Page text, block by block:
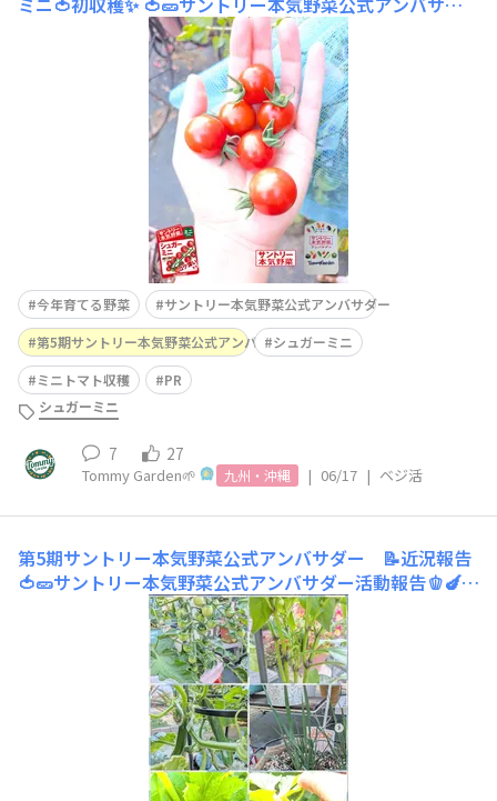
ー活動報告🫑🍆 【プランター（ベランダ）コース】🌱シ
ュガーミニ1房全部赤くなったら収穫しようと思ってたけ
ど、カラスが突きに来るとか虫が来るとか敵も多いみたい
なので赤くなったところだけ収穫しました。めちゃくちゃ
艶々です✨色付き前の写真ですが…なんと!一番下の房だ
今年育てる野菜
サントリー本気野菜公式アンバサダー
第5期サントリー本気野菜公式アンバサダーシュガーミニ
ミニトマト収穫
PR
シュガーミニ
7 27
Tommy Garden🌱 九州・沖縄 | 06/17 | ベジ活
第5期サントリー本気野菜公式アンバサダー 📝近況報告
🍅🥒サントリー本気野菜公式アンバサダー活動報告🫑🍆
【プランター（ベランダ）コース】🌱シュガーミニ🌱若穫
りライムホルン🌱節なりプランターキュウリ🌱ねばニラ🌱
ホワとろオクラ🌱甘小丸スイカ 順調なものもあれば、虫
がついたり水切れ寸前になって焦ったり・・・。いろいろ
ありますが、初心者ながら頑張ってる方だと